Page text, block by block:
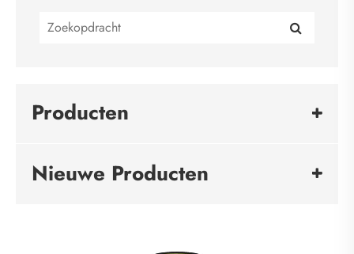
Producten
Nieuwe Producten